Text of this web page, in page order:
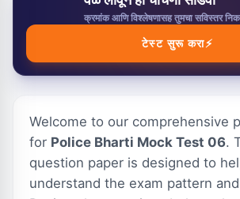
क्रमांक आणि विश्लेषणासह तुमचा सविस्तर
टेस्ट सुरू करा⚡
Welcome to our comprehensive
for Police Bharti Mock Test 06.
question paper is designed to
understand the exam pattern